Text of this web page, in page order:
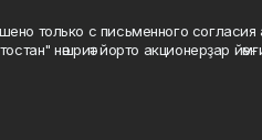
только с письменного
нәшриәт йорто акционерҙар